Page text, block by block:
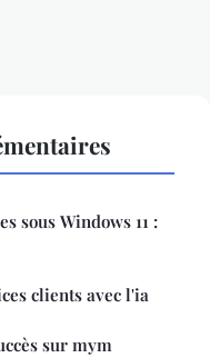
sous Windows 11 :
clients avec l'ia
sur mym